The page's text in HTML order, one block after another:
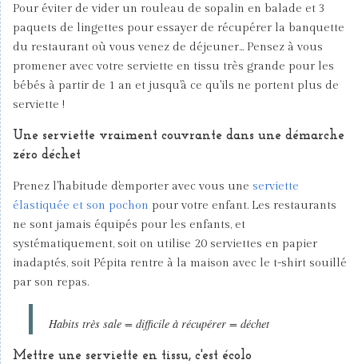
Pour éviter de vider un rouleau de sopalin en balade et 3
paquets de lingettes pour essayer de récupérer la banquette
du restaurant où vous venez de déjeuner... Pensez à vous
promener avec votre serviette en tissu très grande pour les
bébés à partir de 1 an et jusqu'à ce qu'ils ne portent plus de
serviette !
Une serviette vraiment couvrante dans une démarche
zéro déchet
Prenez l'habitude d'emporter avec vous une serviette
élastiquée et son pochon pour votre enfant. Les restaurants
ne sont jamais équipés pour les enfants, et
systématiquement, soit on utilise 20 serviettes en papier
inadaptés, soit Pépita rentre à la maison avec le t-shirt souillé
par son repas.
Habits très sale = difficile à récupérer = déchet
Mettre une serviette en tissu, c'est écolo